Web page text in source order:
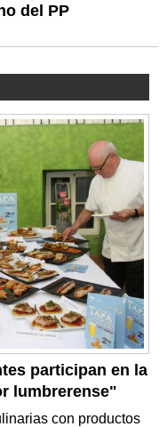
del PP
participan en la
lumbrerense"
con productos